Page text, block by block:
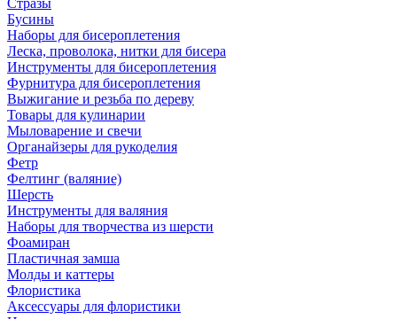
Стразы
Бусины
Наборы для бисероплетения
Леска, проволока, нитки для бисера
Инструменты для бисероплетения
Фурнитура для бисероплетения
Выжигание и резьба по дереву
Товары для кулинарии
Мыловарение и свечи
Органайзеры для рукоделия
Фетр
Фелтинг (валяние)
Шерсть
Инструменты для валяния
Наборы для творчества из шерсти
Фоамиран
Пластичная замша
Молды и каттеры
Флористика
Аксессуары для флористики